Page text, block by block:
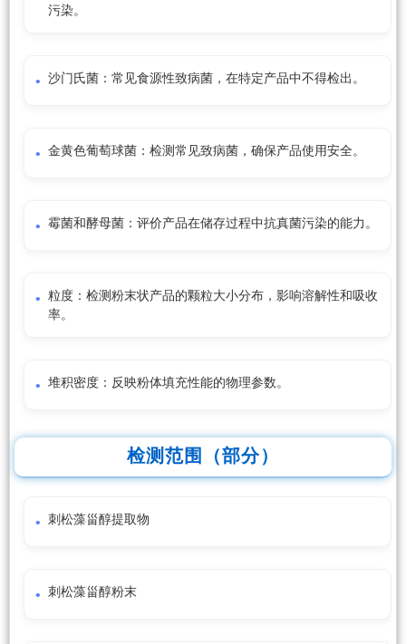
污染。
沙门氏菌：常见食源性致病菌，在特定产品中不得检出。
金黄色葡萄球菌：检测常见致病菌，确保产品使用安全。
霉菌和酵母菌：评价产品在储存过程中抗真菌污染的能力。
粒度：检测粉末状产品的颗粒大小分布，影响溶解性和吸收
率。
堆积密度：反映粉体填充性能的物理参数。
检测范围（部分）
刺松藻甾醇提取物
刺松藻甾醇粉末